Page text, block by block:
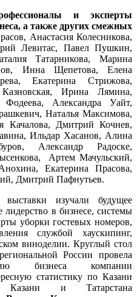
и эксперты
а также других смежных
Анастасия Колесникова,
Левитас, Павел Пушкин,
Татарникова, Марина
Инна Щепетова, Елена
Екатерина Стрижова,
Ирина Лямина,
Александра Уайт,
Наталья Максимова,
Качалова, Дмитрий Кочнев,
Ильдар Хасанов, Алина
Александр Радоске,
Артем Мачульский,
Екатерина Прасова,
Дмитрий Пафнутьев.
изучали будущее
лидерство в бизнесе, системы
уборки гостевых номеров,
службой хаускипинг,
виноделии. Круглый стол
России провела
бизнеса компании
статистику по Казани
Казани и Татарстана